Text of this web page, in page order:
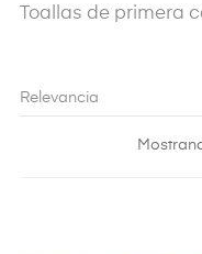
Toallas de primera
Relevancia